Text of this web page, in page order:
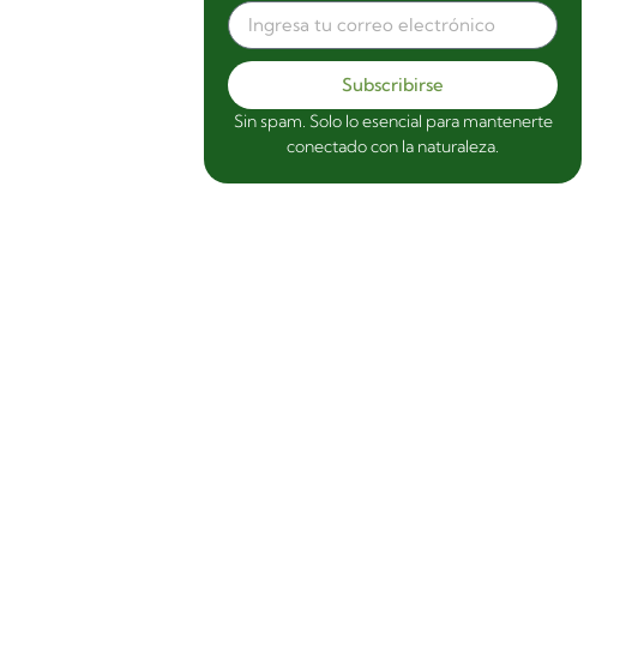
Subscribirse
Sin spam. Solo lo esencial para mantenerte
conectado con la naturaleza.